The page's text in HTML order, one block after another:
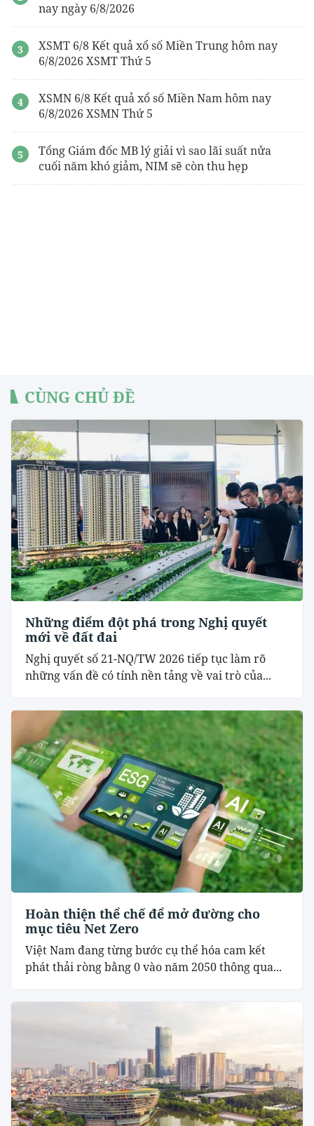
nay ngày 6/8/2026
XSMT 6/8 Kết quả xổ số Miền Trung hôm nay
6/8/2026 XSMT Thứ 5
XSMN 6/8 Kết quả xổ số Miền Nam hôm nay
6/8/2026 XSMN Thứ 5
Tổng Giám đốc MB lý giải vì sao lãi suất nửa
cuối năm khó giảm, NIM sẽ còn thu hẹp
CÙNG CHỦ ĐỀ
Những điểm đột phá trong Nghị quyết
mới về đất đai
Nghị quyết số 21-NQ/TW 2026 tiếp tục làm rõ
những vấn đề có tính nền tảng về vai trò của...
Hoàn thiện thể chế để mở đường cho
mục tiêu Net Zero
Việt Nam đang từng bước cụ thể hóa cam kết
phát thải ròng bằng 0 vào năm 2050 thông qua...